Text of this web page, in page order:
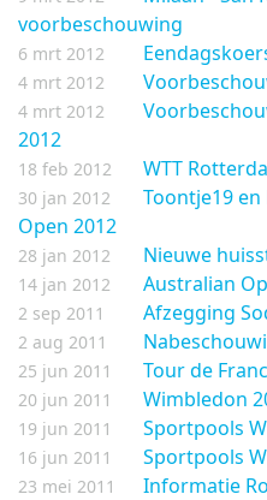
voorbeschouwing
6 mrt 2012
4 mrt 2012
4 mrt 2012
2012
18 feb 2012 WTT
30 jan 2012
Toontje19
Open 2012
28 jan 2012 Nieuwe
14 jan 2012 Australian
2 sep 2011 Afzegging
2 aug 2011
25 jun 2011 Tour de
20 jun 2011 Wimbledon
19 jun 2011 Sportpools
16 jun 2011 Sportpools
23 mei 2011 Informatie